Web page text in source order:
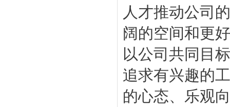
人才推动公司
阔的空间和更
以公司共同目
追求有兴趣的
的心态、乐观